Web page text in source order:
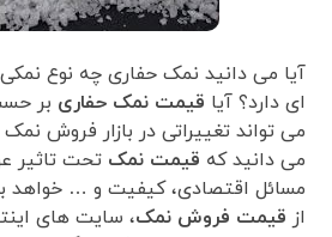
آیا می دانید نمک حفاری چه نوع
ای دارد؟ آیا قیمت نمک حفاری بر
می تواند تغییراتی در بازار فروش
می دانید که قیمت نمک تحت تاثیر
مسائل اقتصادی، کیفیت و … خواهد
از قیمت فروش نمک، سایت های